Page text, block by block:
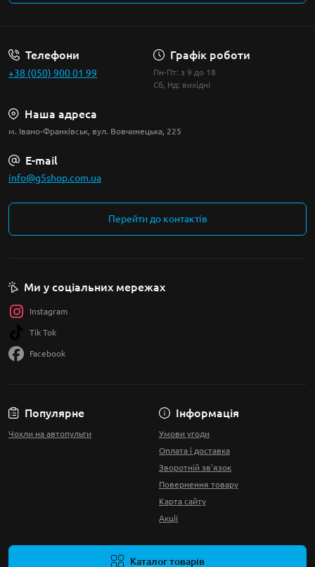
Телефони
+38 (050) 900 01 99
Графік роботи
Пн-Пт: з 9 до 18
Сб, Нд: вихідні
Наша адреса
м. Івано-Франківськ, вул. Вовчинецька, 225
E-mail
info@g5shop.com.ua
Перейти до контактів
Популярне
Чохли на автопульти
Інформація
Умови угоди
Оплата і доставка
Зворотній зв'язок
Повернення товару
Карта сайту
Акції
Каталог товарів
Ми у соціальних мережах
Instagram
Tik Tok
Facebook